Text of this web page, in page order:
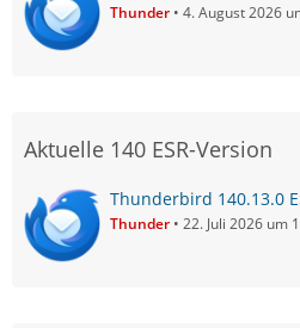
Thunder 4. August 2026
Aktuelle 140 ESR-Version
Thunderbird 140.13.0
Thunder 22. Juli 2026 um